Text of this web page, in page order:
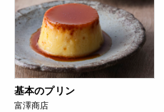
基本のプリン
富澤商店